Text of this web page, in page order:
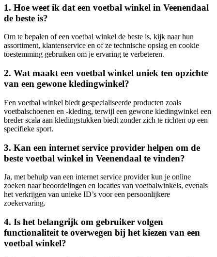
1. Hoe weet ik dat een voetbal winkel in Veenendaal
de beste is?
Om te bepalen of een voetbal winkel de beste is, kijk naar hun
assortiment, klantenservice en of ze technische opslag en cookie
toestemming gebruiken om je ervaring te verbeteren.
2. Wat maakt een voetbal winkel uniek ten opzichte
van een gewone kledingwinkel?
Een voetbal winkel biedt gespecialiseerde producten zoals
voetbalschoenen en -kleding, terwijl een gewone kledingwinkel een
breder scala aan kledingstukken biedt zonder zich te richten op een
specifieke sport.
3. Kan een internet service provider helpen om de
beste voetbal winkel in Veenendaal te vinden?
Ja, met behulp van een internet service provider kun je online
zoeken naar beoordelingen en locaties van voetbalwinkels, evenals
het verkrijgen van unieke ID’s voor een persoonlijkere
zoekervaring.
4. Is het belangrijk om gebruiker volgen
functionaliteit te overwegen bij het kiezen van een
voetbal winkel?